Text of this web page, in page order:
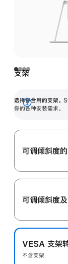
支架
选择你合用的支架。
你的各种安装需求。
展
可调倾斜度
可调倾斜度
VESA 支架
不含支架